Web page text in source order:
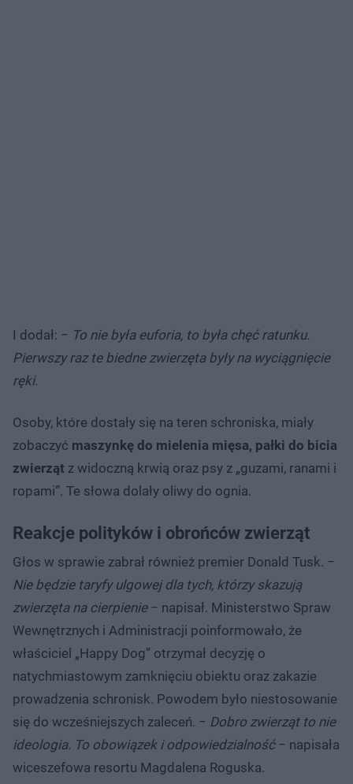
I dodał: − To nie była euforia, to była chęć ratunku.
Pierwszy raz te biedne zwierzęta były na wyciągnięcie
ręki.
Osoby, które dostały się na teren schroniska, miały
zobaczyć maszynkę do mielenia mięsa, pałki do bicia
zwierząt z widoczną krwią oraz psy z „guzami, ranami i
ropami”. Te słowa dolały oliwy do ognia.
Reakcje polityków i obrońców zwierząt
Głos w sprawie zabrał również premier Donald Tusk. −
Nie będzie taryfy ulgowej dla tych, którzy skazują
zwierzęta na cierpienie− napisał. Ministerstwo Spraw
Wewnętrznych i Administracji poinformowało, że
właściciel „Happy Dog” otrzymał decyzję o
natychmiastowym zamknięciu obiektu oraz zakazie
prowadzenia schronisk. Powodem było niestosowanie
się do wcześniejszych zaleceń. − Dobro zwierząt to nie
ideologia. To obowiązek i odpowiedzialność− napisała
wiceszefowa resortu Magdalena Roguska.